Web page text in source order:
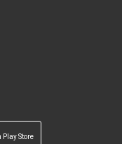
Play Store